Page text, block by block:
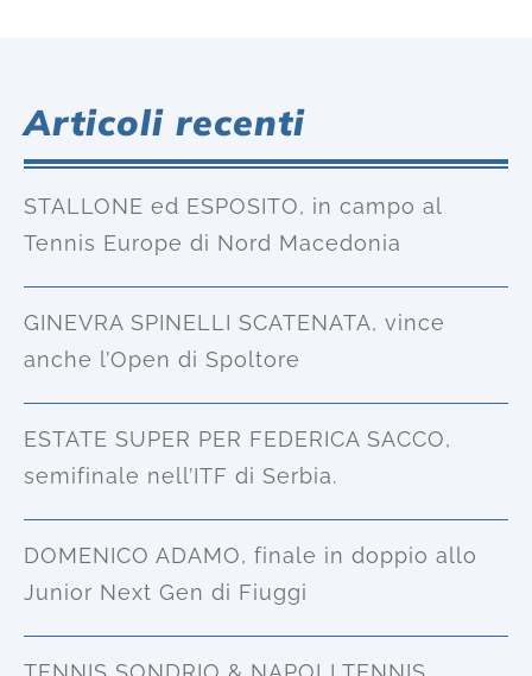
Articoli recenti
STALLONE ed ESPOSITO, in campo al
Tennis Europe di Nord Macedonia
GINEVRA SPINELLI SCATENATA, vince
anche l’Open di Spoltore
ESTATE SUPER PER FEDERICA SACCO,
semifinale nell’ITF di Serbia.
DOMENICO ADAMO, finale in doppio allo
Junior Next Gen di Fiuggi